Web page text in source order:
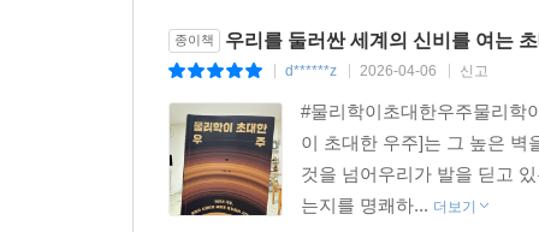
종이책 우리를 둘러싼 세계의 신비를 여는
d******z 2026-04-06 신고
#물리학이초대한우주물리학
이 초대한 우주]는 그 높은 벽
것을 넘어우리가 발을 딛고
는지를 명쾌하... 더보기